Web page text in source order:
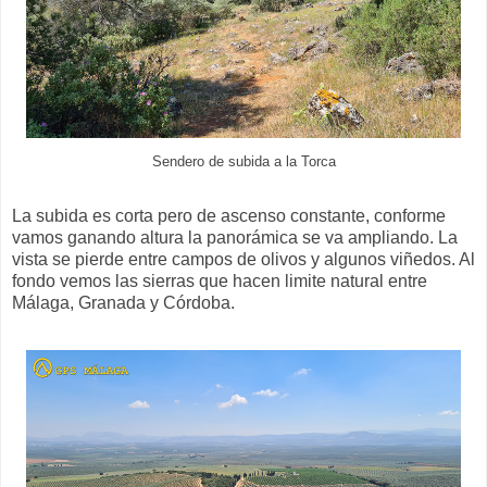
Sendero de subida a la Torca
La subida es corta pero de ascenso constante, conforme
vamos ganando altura la panorámica se va ampliando. La
vista se pierde entre campos de olivos y algunos viñedos. Al
fondo vemos las sierras que hacen limite natural entre
Málaga, Granada y Córdoba.